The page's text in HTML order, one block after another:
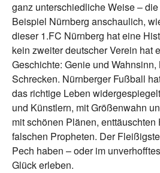
ganz unterschiedliche Weise –
Beispiel Nürnberg anschaulich,
dieser 1.FC Nürnberg hat eine
kein zweiter deutscher Verein hat
Geschichte: Genie und
Schrecken. Nürnberger Fußball
das richtige Leben
und Künstlern, mit Größenwahn
mit schönen Plänen,
falschen Propheten. Der
Pech haben – oder im
Glück erleben.